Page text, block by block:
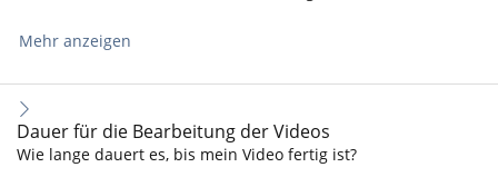
Mehr anzeigen
Dauer für die Bearbeitung der Videos
Wie lange dauert es, bis mein Video fertig ist?